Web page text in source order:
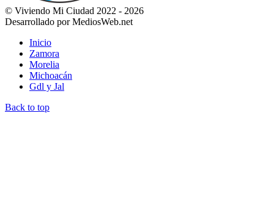
© Viviendo Mi Ciudad 2022 - 2026
Desarrollado por MediosWeb.net
Inicio
Zamora
Morelia
Michoacán
Gdl y Jal
Back to top